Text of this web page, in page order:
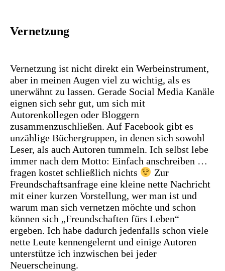
Vernetzung
Vernetzung ist nicht direkt ein Werbeinstrument,
aber in meinen Augen viel zu wichtig, als es
unerwähnt zu lassen. Gerade Social Media Kanäle
eignen sich sehr gut, um sich mit
Autorenkollegen oder Bloggern
zusammenzuschließen. Auf Facebook gibt es
unzählige Büchergruppen, in denen sich sowohl
Leser, als auch Autoren tummeln. Ich selbst lebe
immer nach dem Motto: Einfach anschreiben …
fragen kostet schließlich nichts
Zur
Freundschaftsanfrage eine kleine nette Nachricht
mit einer kurzen Vorstellung, wer man ist und
warum man sich vernetzen möchte und schon
können sich „Freundschaften fürs Leben“
ergeben. Ich habe dadurch jedenfalls schon viele
nette Leute kennengelernt und einige Autoren
unterstütze ich inzwischen bei jeder
Neuerscheinung.